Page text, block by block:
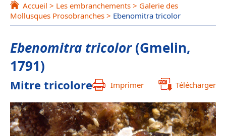
Accueil > Les embranchements > Galerie des
Mollusques Prosobranches > Ebenomitra tricolor
Ebenomitra tricolor(Gmelin,
1791)
Mitre tricolore Imprimer Télécharger